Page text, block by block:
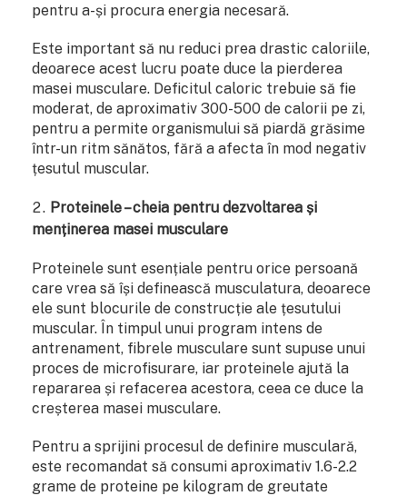
pentru a-și procura energia necesară.
Este important să nu reduci prea drastic caloriile,
deoarece acest lucru poate duce la pierderea
masei musculare. Deficitul caloric trebuie să fie
moderat, de aproximativ 300-500 de calorii pe zi,
pentru a permite organismului să piardă grăsime
într-un ritm sănătos, fără a afecta în mod negativ
țesutul muscular.
Proteinele – cheia pentru dezvoltarea și
menținerea masei musculare
Proteinele sunt esențiale pentru orice persoană
care vrea să își definească musculatura, deoarece
ele sunt blocurile de construcție ale țesutului
muscular. În timpul unui program intens de
antrenament, fibrele musculare sunt supuse unui
proces de microfisurare, iar proteinele ajută la
repararea și refacerea acestora, ceea ce duce la
creșterea masei musculare.
Pentru a sprijini procesul de definire musculară,
este recomandat să consumi aproximativ 1.6-2.2
grame de proteine pe kilogram de greutate